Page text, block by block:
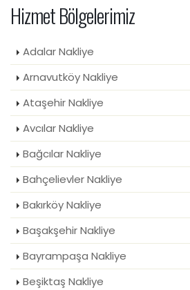
Hizmet Bölgelerimiz
Adalar Nakliye
Arnavutköy Nakliye
Ataşehir Nakliye
Avcılar Nakliye
Bağcılar Nakliye
Bahçelievler Nakliye
Bakırköy Nakliye
Başakşehir Nakliye
Bayrampaşa Nakliye
Beşiktaş Nakliye